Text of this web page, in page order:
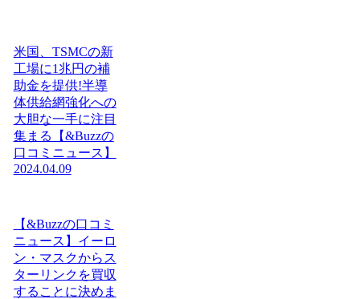
米国、TSMCの新
工場に1兆円の補
助金を提供!半導
体供給網強化への
大胆な一手に注目
集まる【&Buzzの
口コミニュース】
2024.04.09
【&Buzzの口コミ
ニュース】イーロ
ン・マスクからス
ターリンクを買収
することに決めま